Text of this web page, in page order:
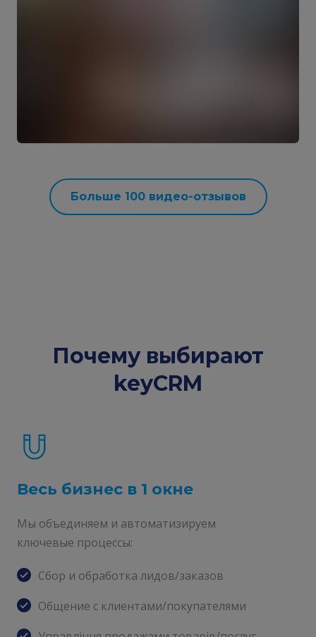
Больше 100 видео-отзывов
Почему выбирают
keyCRM
Весь бизнес в 1 окне
Мы объединяем и автоматизируем
ключевые процессы:
Сбор и обработка лидов/заказов
Общение с клиентами/покупателями